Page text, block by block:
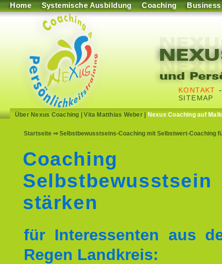
Home Systemische Ausbildung Coaching Business
KONTAKT
SITEMAP
Über Nexus Coaching |Vita Matthias Weber| Nexus Coaching auf
Startseite ⇒ Selbstbewusstseins-Coaching mit Selbstwert-Coaching
Coaching
Selbstbewusstsein
stärken
für Interessenten aus
Regen Landkreis: